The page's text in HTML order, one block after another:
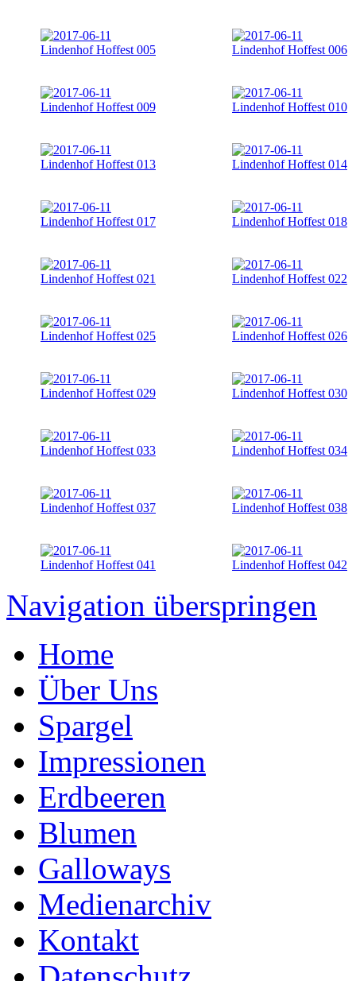
Navigation überspringen
Home
Über Uns
Spargel
Impressionen
Erdbeeren
Blumen
Galloways
Medienarchiv
Kontakt